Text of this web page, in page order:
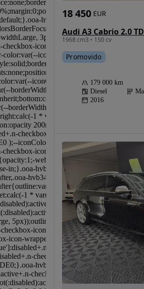
1968 cm3 • 150 cv
18 450 EUR
Promovido
179 000 km
Diesel
2016